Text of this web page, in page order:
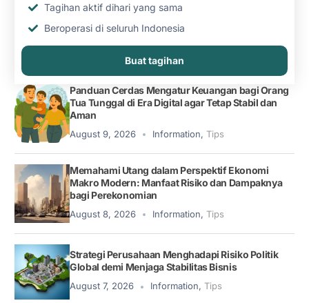
Tagihan aktif dihari yang sama
Beroperasi di seluruh Indonesia
Buat tagihan
Panduan Cerdas Mengatur Keuangan bagi Orang
Tua Tunggal di Era Digital agar Tetap Stabil dan
Aman
August 9, 2026 Information, Tips
Memahami Utang dalam Perspektif Ekonomi
Makro Modern: Manfaat Risiko dan Dampaknya
bagi Perekonomian
August 8, 2026 Information, Tips
Strategi Perusahaan Menghadapi Risiko Politik
Global demi Menjaga Stabilitas Bisnis
August 7, 2026 Information, Tips